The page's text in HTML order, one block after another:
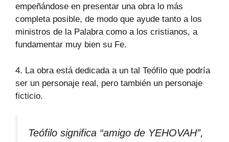
empeñándose en presentar una obra lo más
completa posible, de modo que ayude tanto a los
ministros de la Palabra como a los cristianos, a
fundamentar muy bien su Fe.
4. La obra está dedicada a un tal Teófilo que podría
ser un personaje real, pero también un personaje
ficticio.
Teófilo significa “amigo de YEHOVAH”,